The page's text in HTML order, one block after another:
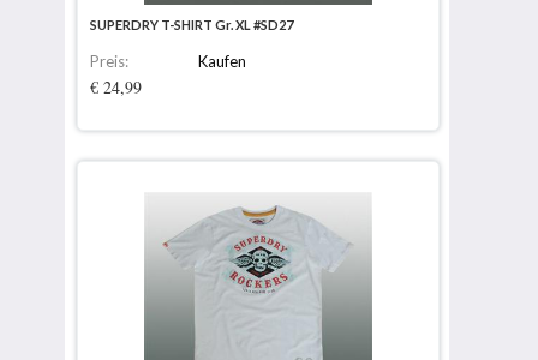
SUPERDRY T-SHIRT Gr. XL #SD27
Preis:
€ 24,99
Kaufen